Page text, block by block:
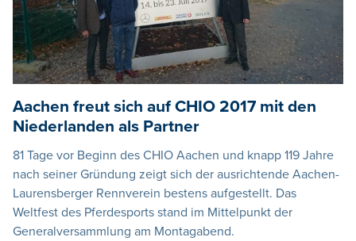
Aachen freut sich auf CHIO 2017 mit den
Niederlanden als Partner
81 Tage vor Beginn des CHIO Aachen und knapp 119 Jahre
nach seiner Gründung zeigt sich der ausrichtende Aachen-
Laurensberger Rennverein bestens aufgestellt. Das
Weltfest des Pferdesports stand im Mittelpunkt der
Generalversammlung am Montagabend.